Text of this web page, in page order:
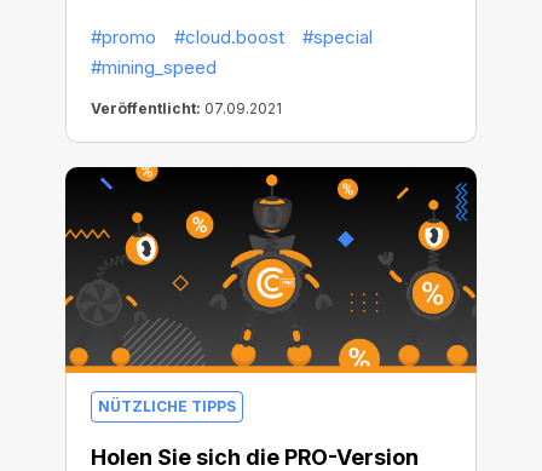
können 30 Tage lang kostenlosen Zugriff
auf Cloud.Boost X2 erhalten, indem Sie
neue Nutzer dazu einladen, den CryptoTab
Browser zu installieren. Das ist die perfekte
Möglichkeit, um das Wachstum Ihres
Netzwerks zu beschleunigen und ein
langfristiges und sicheres Einkommen zu
generieren.
#promo #cloud.boost
#special
#mining_speed
Veröffentlicht: 07.09.2021
NÜTZLICHE TIPPS
Holen Sie sich die PRO-Version